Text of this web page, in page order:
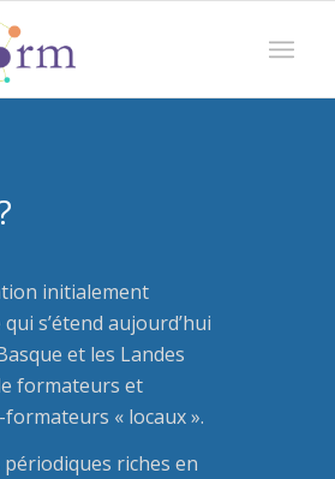
initialement
s’étend aujourd’hui
et les Landes
formateurs et
« locaux ».
riches en